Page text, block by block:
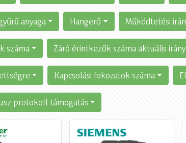
anyaga Hangerő Működtetési
száma Záró érintkezők száma aktuális
Kapcsolási fokozatok száma
protokoll támogatás